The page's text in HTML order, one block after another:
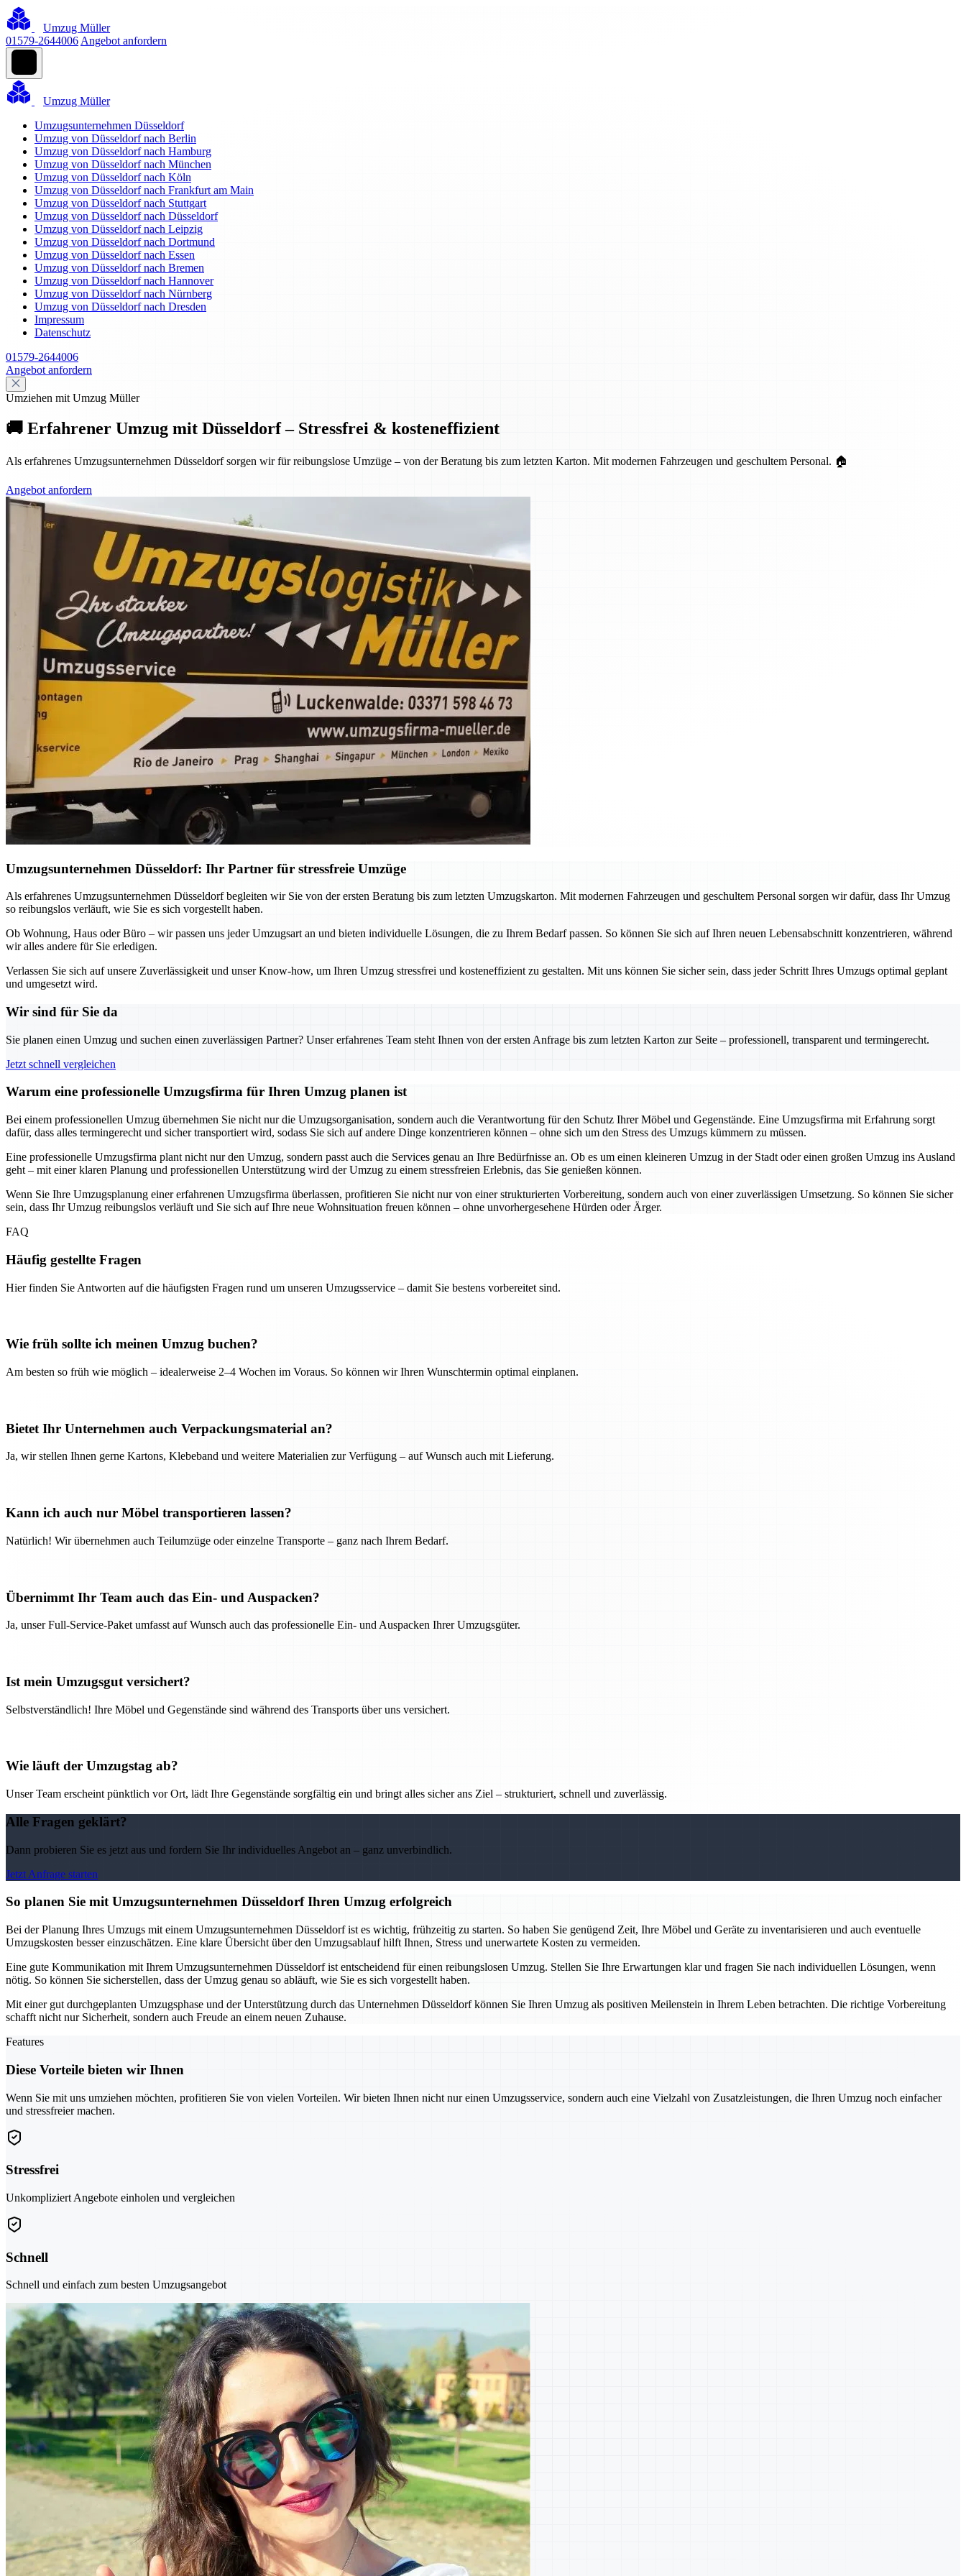
Umzug Müller
01579-2644006 Angebot anfordern
Umzug Müller
Umzugsunternehmen Düsseldorf
Umzug von Düsseldorf nach Berlin
Umzug von Düsseldorf nach Hamburg
Umzug von Düsseldorf nach München
Umzug von Düsseldorf nach Köln
Umzug von Düsseldorf nach Frankfurt am Main
Umzug von Düsseldorf nach Stuttgart
Umzug von Düsseldorf nach Düsseldorf
Umzug von Düsseldorf nach Leipzig
Umzug von Düsseldorf nach Dortmund
Umzug von Düsseldorf nach Essen
Umzug von Düsseldorf nach Bremen
Umzug von Düsseldorf nach Hannover
Umzug von Düsseldorf nach Nürnberg
Umzug von Düsseldorf nach Dresden
Impressum
Datenschutz
01579-2644006
Angebot anfordern
Umziehen mit Umzug Müller
🚚 Erfahrener Umzug mit Düsseldorf – Stressfrei & kosteneffizient
Als erfahrenes Umzugsunternehmen Düsseldorf sorgen wir für reibungslose Umzüge – von der Beratung bis zum letzten Karton. Mit modernen Fahrzeugen und geschultem Personal. 🏠
Angebot anfordern
Umzugsunternehmen Düsseldorf: Ihr Partner für stressfreie Umzüge
Als erfahrenes Umzugsunternehmen Düsseldorf begleiten wir Sie von der ersten Beratung bis zum letzten Umzugskarton. Mit modernen Fahrzeugen und geschultem Personal sorgen wir dafür, dass Ihr Umzug
so reibungslos verläuft, wie Sie es sich vorgestellt haben.
Ob Wohnung, Haus oder Büro – wir passen uns jeder Umzugsart an und bieten individuelle Lösungen, die zu Ihrem Bedarf passen. So können Sie sich auf Ihren neuen Lebensabschnitt konzentrieren, während
wir alles andere für Sie erledigen.
Verlassen Sie sich auf unsere Zuverlässigkeit und unser Know-how, um Ihren Umzug stressfrei und kosteneffizient zu gestalten. Mit uns können Sie sicher sein, dass jeder Schritt Ihres Umzugs optimal geplant
und umgesetzt wird.
Wir sind für Sie da
Sie planen einen Umzug und suchen einen zuverlässigen Partner? Unser erfahrenes Team steht Ihnen von der ersten Anfrage bis zum letzten Karton zur Seite – professionell, transparent und termingerecht.
Jetzt schnell vergleichen
Warum eine professionelle Umzugsfirma für Ihren Umzug planen ist
Bei einem professionellen Umzug übernehmen Sie nicht nur die Umzugsorganisation, sondern auch die Verantwortung für den Schutz Ihrer Möbel und Gegenstände. Eine Umzugsfirma mit Erfahrung sorgt
dafür, dass alles termingerecht und sicher transportiert wird, sodass Sie sich auf andere Dinge konzentrieren können – ohne sich um den Stress des Umzugs kümmern zu müssen.
Eine professionelle Umzugsfirma plant nicht nur den Umzug, sondern passt auch die Services genau an Ihre Bedürfnisse an. Ob es um einen kleineren Umzug in der Stadt oder einen großen Umzug ins Ausland
geht – mit einer klaren Planung und professionellen Unterstützung wird der Umzug zu einem stressfreien Erlebnis, das Sie genießen können.
Wenn Sie Ihre Umzugsplanung einer erfahrenen Umzugsfirma überlassen, profitieren Sie nicht nur von einer strukturierten Vorbereitung, sondern auch von einer zuverlässigen Umsetzung. So können Sie sicher
sein, dass Ihr Umzug reibungslos verläuft und Sie sich auf Ihre neue Wohnsituation freuen können – ohne unvorhergesehene Hürden oder Ärger.
FAQ
Häufig gestellte Fragen
Hier finden Sie Antworten auf die häufigsten Fragen rund um unseren Umzugsservice – damit Sie bestens vorbereitet sind.
Wie früh sollte ich meinen Umzug buchen?
Am besten so früh wie möglich – idealerweise 2–4 Wochen im Voraus. So können wir Ihren Wunschtermin optimal einplanen.
Bietet Ihr Unternehmen auch Verpackungsmaterial an?
Ja, wir stellen Ihnen gerne Kartons, Klebeband und weitere Materialien zur Verfügung – auf Wunsch auch mit Lieferung.
Kann ich auch nur Möbel transportieren lassen?
Natürlich! Wir übernehmen auch Teilumzüge oder einzelne Transporte – ganz nach Ihrem Bedarf.
Übernimmt Ihr Team auch das Ein- und Auspacken?
Ja, unser Full-Service-Paket umfasst auf Wunsch auch das professionelle Ein- und Auspacken Ihrer Umzugsgüter.
Ist mein Umzugsgut versichert?
Selbstverständlich! Ihre Möbel und Gegenstände sind während des Transports über uns versichert.
Wie läuft der Umzugstag ab?
Unser Team erscheint pünktlich vor Ort, lädt Ihre Gegenstände sorgfältig ein und bringt alles sicher ans Ziel – strukturiert, schnell und zuverlässig.
Alle Fragen geklärt?
Dann probieren Sie es jetzt aus und fordern Sie Ihr individuelles Angebot an – ganz unverbindlich.
Jetzt Anfrage starten
So planen Sie mit Umzugsunternehmen Düsseldorf Ihren Umzug erfolgreich
Bei der Planung Ihres Umzugs mit einem Umzugsunternehmen Düsseldorf ist es wichtig, frühzeitig zu starten. So haben Sie genügend Zeit, Ihre Möbel und Geräte zu inventarisieren und auch eventuelle
Umzugskosten besser einzuschätzen. Eine klare Übersicht über den Umzugsablauf hilft Ihnen, Stress und unerwartete Kosten zu vermeiden.
Eine gute Kommunikation mit Ihrem Umzugsunternehmen Düsseldorf ist entscheidend für einen reibungslosen Umzug. Stellen Sie Ihre Erwartungen klar und fragen Sie nach individuellen Lösungen, wenn
nötig. So können Sie sicherstellen, dass der Umzug genau so abläuft, wie Sie es sich vorgestellt haben.
Mit einer gut durchgeplanten Umzugsphase und der Unterstützung durch das Unternehmen Düsseldorf können Sie Ihren Umzug als positiven Meilenstein in Ihrem Leben betrachten. Die richtige Vorbereitung
schafft nicht nur Sicherheit, sondern auch Freude an einem neuen Zuhause.
Features
Diese Vorteile bieten wir Ihnen
Wenn Sie mit uns umziehen möchten, profitieren Sie von vielen Vorteilen. Wir bieten Ihnen nicht nur einen Umzugsservice, sondern auch eine Vielzahl von Zusatzleistungen, die Ihren Umzug noch einfacher
und stressfreier machen.
Stressfrei
Unkompliziert Angebote einholen und vergleichen
Schnell
Schnell und einfach zum besten Umzugsangebot